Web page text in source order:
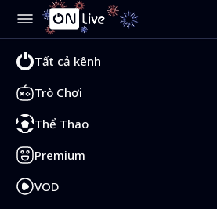
Tất cả kênh
Trò Chơi
Thể Thao
Premium
VOD